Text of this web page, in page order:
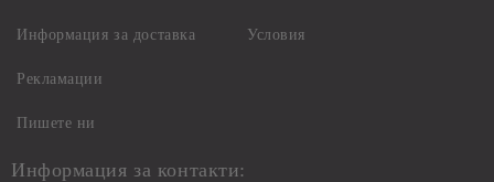
Информация за доставка
Рекламации
Пишете ни
Условия
Информация за контакти: